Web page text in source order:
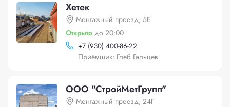
Хетек
Монтажный проезд, 5Е
Открыто до 20:00
+7 (930) 400-86-22
Приёмщик: Глеб Гальцев
ООО "СтройМетГрупп"
Монтажный проезд, 24Г